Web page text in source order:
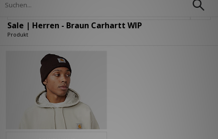
Sale | Herren - Braun Carhartt WIP
Produkt